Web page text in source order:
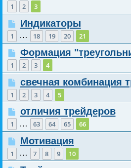
1 2 3
Индикаторы
1 … 18 19 20 21
Формация
1 2 3 4
свечная комбинация
1 2 3 4 5
отличия трейдеров
1 … 63 64 65 66
Мотивация
1 … 7 8 9 10